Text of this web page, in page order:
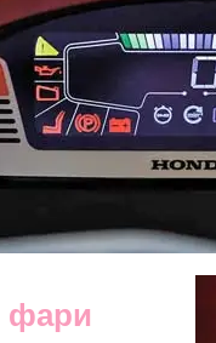
фари